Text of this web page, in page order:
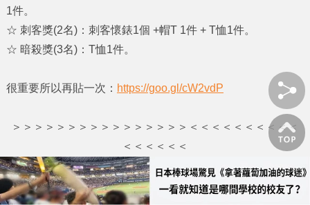
1件。
☆ 刺客獎(2名)： 刺客懷錶1個 +帽T 1件 + T恤1件。
☆ 暗殺獎(3名)： T恤1件。
很重要所以再貼一次： https://goo.gl/cW2vdP
＞＞＞＞＞＞＞＞＞＞＞＞＞＞＞＞＜＜＜＜＜＜＜＜＜＜
＜＜＜＜＜＜